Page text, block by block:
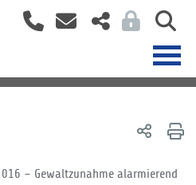
– Gewaltzunahme alarmierend